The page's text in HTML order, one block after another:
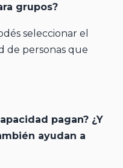
grupos?
seleccionar el
de personas que
pagan? ¿Y
ayudan a